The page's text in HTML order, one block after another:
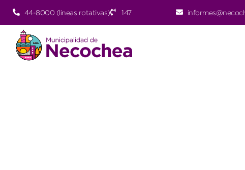
44-8000 (lineas rotativas) 147